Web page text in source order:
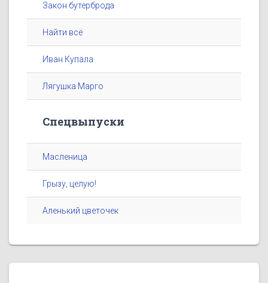
Закон бутерброда
Найти всё
Иван Купала
Лягушка Марго
Спецвыпуски
Масленица
Грызу, целую!
Аленький цветочек